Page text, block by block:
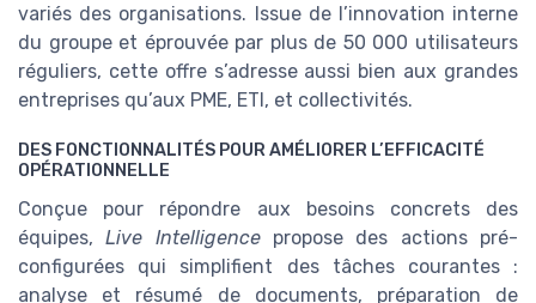
variés des organisations. Issue de l’innovation interne
du groupe et éprouvée par plus de 50 000 utilisateurs
réguliers, cette offre s’adresse aussi bien aux grandes
entreprises qu’aux PME, ETI, et collectivités.
DES FONCTIONNALITÉS POUR AMÉLIORER L’EFFICACITÉ
OPÉRATIONNELLE
Conçue pour répondre aux besoins concrets des
équipes,Live Intelligencepropose des actions pré-
configurées qui simplifient des tâches courantes :
analyse et résumé de documents, préparation de